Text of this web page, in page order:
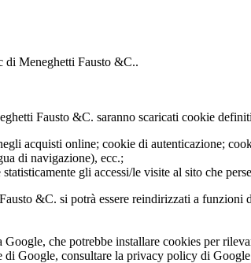
di Meneghetti Fausto &C..
Fausto &C. saranno scaricati cookie
acquisti online; cookie di autenticazione;
di navigazione), ecc.;
gli accessi/le visite al sito che
&C. si potrà essere reindirizzati a
che potrebbe installare cookies per
di Google, consultare la privacy policy di